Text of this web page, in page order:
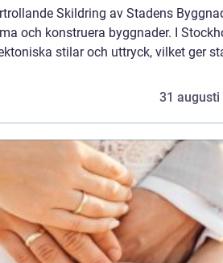
Skildring av Stadens
och konstruera byggnader. I
stilar och uttryck, vilket ger
31 augusti